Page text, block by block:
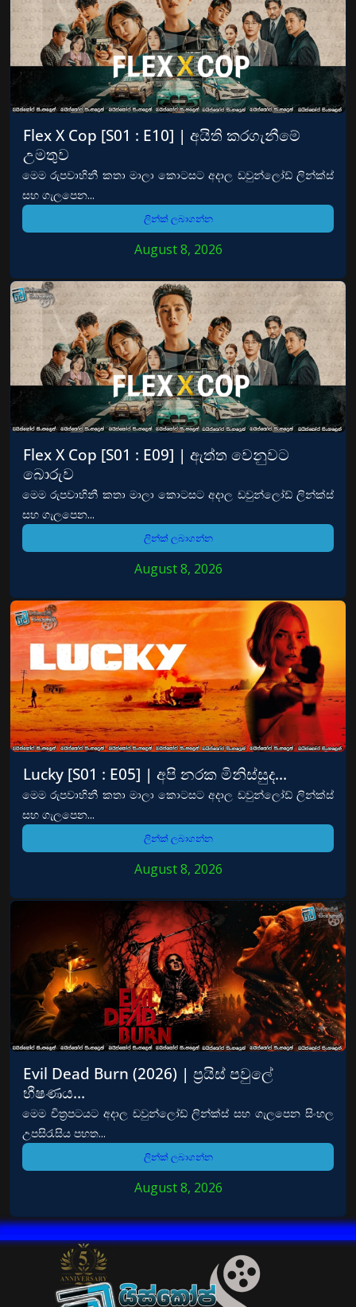
Flex X Cop [S01 : E10] | අයිති කරගැනීමේ
උමතුව
මෙම රුපවාහිනී කතා මාලා කොටසට අදාල ඩවුන්ලෝඩ් ලින්ක්ස්
සහ ගැලපෙන...
ලින්ක් ලබාගන්න
August 8, 2026
Flex X Cop [S01 : E09] | ඇත්ත වෙනුවට
බොරුව
මෙම රුපවාහිනී කතා මාලා කොටසට අදාල ඩවුන්ලෝඩ් ලින්ක්ස්
සහ ගැලපෙන...
ලින්ක් ලබාගන්න
August 8, 2026
Lucky [S01 : E05] | අපි නරක මිනිස්සුද…
මෙම රුපවාහිනී කතා මාලා කොටසට අදාල ඩවුන්ලෝඩ් ලින්ක්ස්
සහ ගැලපෙන...
ලින්ක් ලබාගන්න
August 8, 2026
Evil Dead Burn (2026) | ප්‍රයිස් පවුලේ
භීෂණය…
මෙම චිත්‍රපටයට අදාල ඩවුන්ලෝඩ් ලින්ක්ස් සහ ගැලපෙන සිංහල
උපසිරැසිය පහත...
ලින්ක් ලබාගන්න
August 8, 2026